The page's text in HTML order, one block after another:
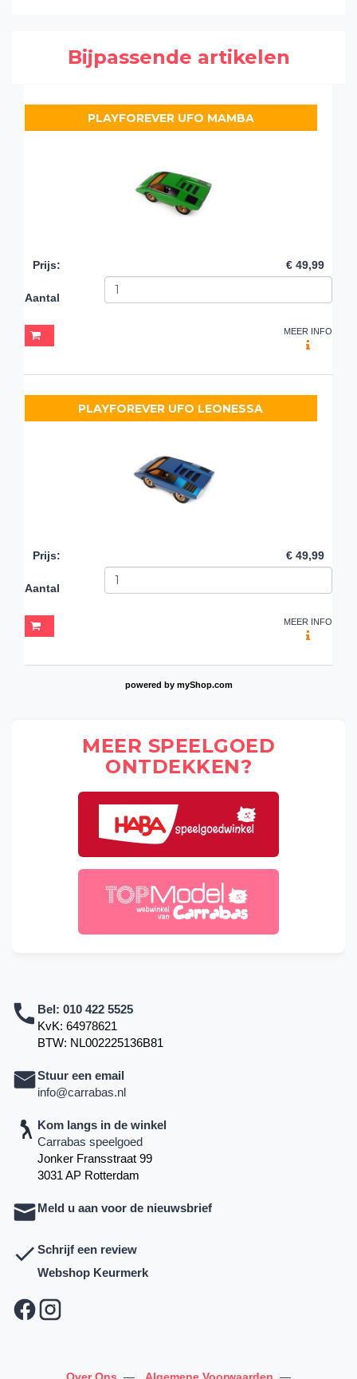
Bijpassende artikelen
PLAYFOREVER UFO MAMBA
Prijs: € 49,99
Aantal
MEER INFO
PLAYFOREVER UFO LEONESSA
Prijs: € 49,99
Aantal
MEER INFO
powered by myShop.com
MEER SPEELGOED
ONTDEKKEN?
Bel: 010 422 5525
KvK: 64978621
BTW: NL002225136B81
Stuur een email
info@carrabas.nl
Kom langs in de winkel
Carrabas speelgoed
Jonker Fransstraat 99
3031 AP Rotterdam
Meld u aan voor de nieuwsbrief
Schrijf een review
Webshop Keurmerk